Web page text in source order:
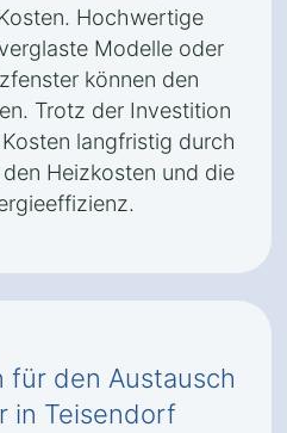
Hochwertige
Modelle oder
können den
Trotz der Investition
langfristig durch
Heizkosten und die
für den Austausch
in Teisendorf